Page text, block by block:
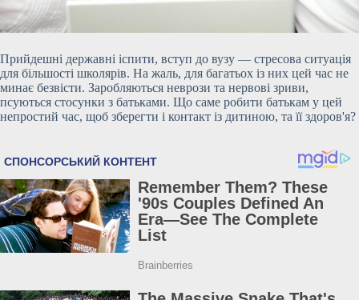
Прийдешні державні іспити, вступ до вузу — стресова ситуація
для більшості школярів. На жаль, для багатьох із них цей час не
минає безвісти. Заробляються неврози та нервові зриви,
псуються стосунки з батьками. Що саме робити батькам у цей
непростий час, щоб зберегти і контакт із дитиною, та її здоров'я?